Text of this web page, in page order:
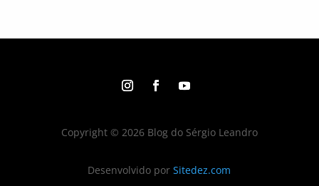
Copyright © 2026 Blog do Sérgio Leandro
Desenvolvido porSitedez.com